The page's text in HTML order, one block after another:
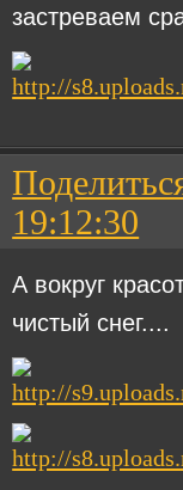
застреваем
19:12:30
А вокруг
чистый снег....